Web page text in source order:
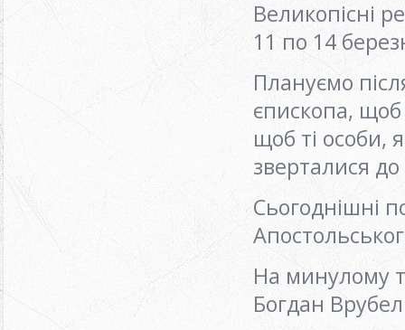
Великопісні
11 по 14
Плануємо
єпископа,
щоб ті особи,
зверталися
Сьогоднішні
На минулому
Богдан